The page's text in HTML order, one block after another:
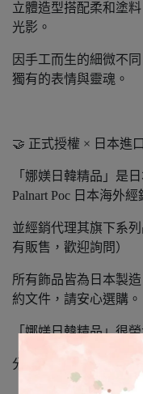
立體造型搭配柔和塗
光影。
因手工而生的細微不
獨有的表情與靈魂。
🤝 正式授權 × 日本進
「娜媄日韓精品」是
Palnart Poc 日本海外經
並經銷代理其旗下系
有販售，歡迎詢問）
所有飾品皆為日本製
約文件，請安心選購。
「娜媄日韓精品」很
分享這份細緻、溫柔且